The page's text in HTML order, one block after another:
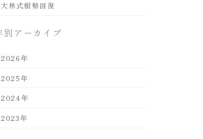
大林式樹勢回復
別アーカイブ
2026年
2025年
2024年
2023年